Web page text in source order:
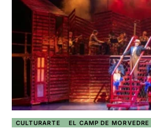
CULTURARTE EL CAMP DE MORVEDRE